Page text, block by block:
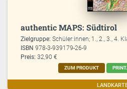
authentic MAPS: Südtirol
Zielgruppe:Schüler:innen; 1., 2., 3., 4.
ISBN978-3-939179-26-9
Preis: 32,90 €
ZUM PRODUKT